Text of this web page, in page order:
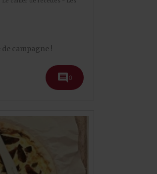
campagne !
comment 0